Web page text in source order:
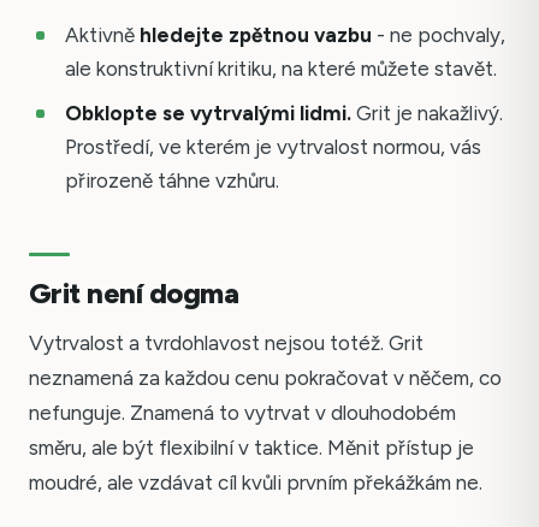
Aktivně hledejte zpětnou vazbu - ne pochvaly,
ale konstruktivní kritiku, na které můžete stavět.
Obklopte se vytrvalými lidmi.Grit je nakažlivý.
Prostředí, ve kterém je vytrvalost normou, vás
přirozeně táhne vzhůru.
Grit není dogma
Vytrvalost a tvrdohlavost nejsou totéž. Grit
neznamená za každou cenu pokračovat v něčem, co
nefunguje. Znamená to vytrvat v dlouhodobém
směru, ale být flexibilní v taktice. Měnit přístup je
moudré, ale vzdávat cíl kvůli prvním překážkám ne.